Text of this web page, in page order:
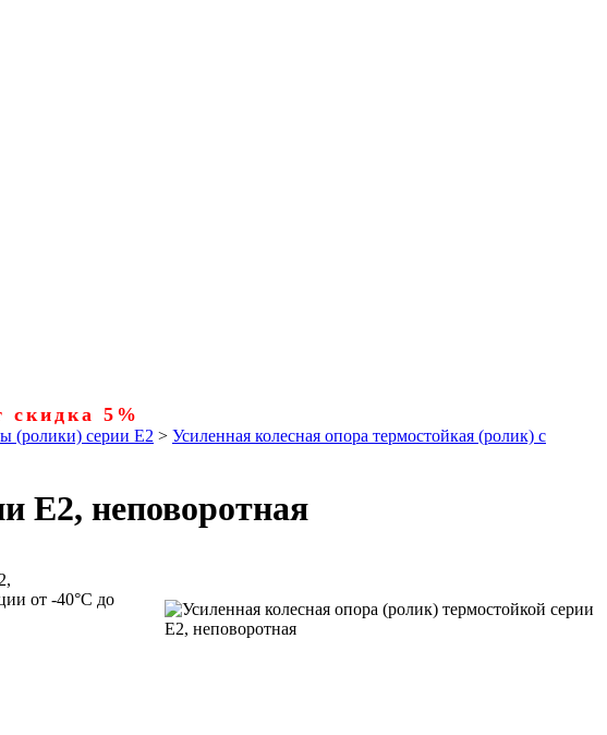
скидка 5%
(ролики) серии Е2 > Усиленная колесная опора термостойкая (ролик) с
Е2, неповоротная
от -40°С до